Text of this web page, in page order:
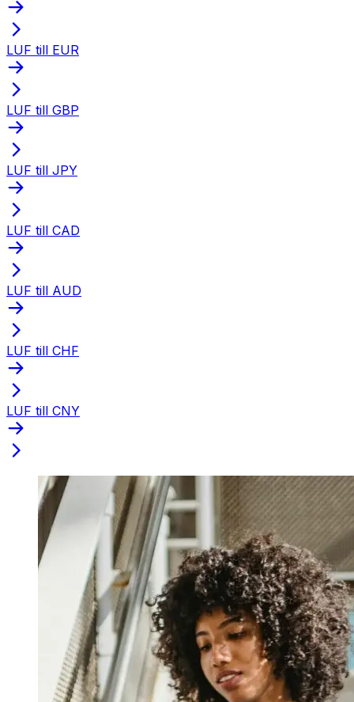
LUF till EUR
LUF till GBP
LUF till JPY
LUF till CAD
LUF till AUD
LUF till CHF
LUF till CNY